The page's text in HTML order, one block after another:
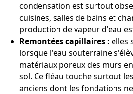
condensation est surtout
cuisines, salles de bains et
production de vapeur d'eau
Remontées capillaires : elles
lorsque l'eau souterraine
matériaux poreux des murs
sol. Ce fléau touche surtout
anciens dont les fondations